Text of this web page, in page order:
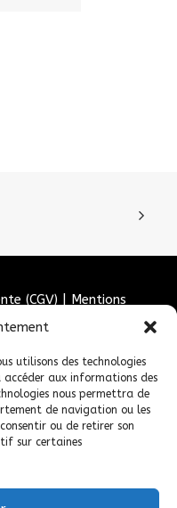
utilisons des technologies
accéder aux informations des
nous permettra de
de navigation ou les
ou de retirer son
sur certaines
(CGV)
Mentions